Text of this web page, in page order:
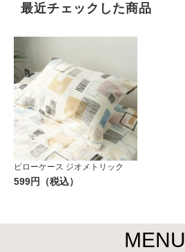
最近チェックした商品
ピローケース ジオメトリック
599円（税込）
MENU